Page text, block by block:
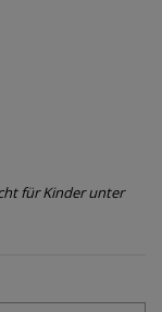
für Kinder unter